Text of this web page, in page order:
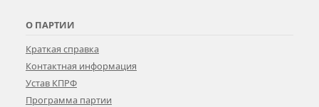
О ПАРТИИ
Краткая справка
Контактная информация
Устав КПРФ
Программа партии